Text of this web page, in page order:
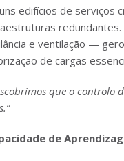
edifícios de serviços
e ventilação —
de cargas
que o controlo
de